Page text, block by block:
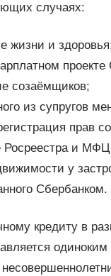
случаях:
жизни и
проекте
созаёмщиков;
из супругов
прав
Росреестра и МФЦ
у
Сбербанком.
кредиту в